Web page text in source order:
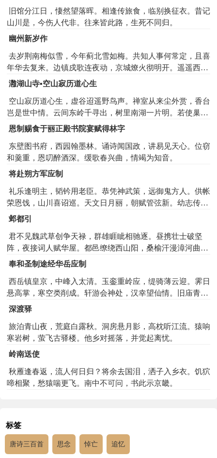
旧馆分江日，悽然望落晖。相逢传旅食，临别换征衣。昔记
山川是，今伤人代非。往来皆此路，生死不同归。
幽州新岁作
去岁荆南梅似雪，今年蓟北雪如梅。共知人事何常定，且喜
年华去复来。边镇戍歌连夜动，京城燎火彻明开。遥遥西向
长安日，愿上南山寿一杯。
灉湖山寺▪空山寂历道心生
空山寂历道心生，虚谷迢遥野鸟声。禅室从来尘外赏，香台
岂是世中情。云间东岭千寻出，树里南湖一片明。若使巢由
知此意，不将萝薜易簪缨。
恩制赐食于丽正殿书院宴赋得林字
东壁图书府，西园翰墨林。诵诗闻国政，讲易见天心。位窃
和羹重，恩叨醉酒深。缓歌春兴曲，情竭为知音。
将赴朔方军应制
礼乐逢明主，韬钤用老臣。恭凭神武策，远御鬼方人。供帐
荣恩饯，山川喜诏巡。天文日月丽，朝赋管弦新。幼志传三
略，衰材谢六钧。胆由忠作伴，心固道为邻。汉保河南地，
忘苦辛。从来思博望，许国不谋身。
邺都引
君不见魏武草创争天禄，群雄睚眦相驰逐。昼携壮士破坚
阵，夜接词人赋华屋。都邑缭绕西山阳，桑榆汗漫漳河曲。
城郭为虚人代改，但有西园明月在。邺傍高冢多贵臣，娥眉
奉和圣制途经华岳应制
西岳镇皇京，中峰入太清。玉銮重岭应，缇骑薄云迎。霁日
悬高掌，寒空类削成。轩游会神处，汉幸望仙情。旧庙青林
古，新碑绿字生。群臣愿封岱，还驾勒鸿名。
深渡驿
旅泊青山夜，荒庭白露秋。洞房悬月影，高枕听江流。猿响
寒岩树，萤飞古驿楼。他乡对摇落，并觉起离忧。
岭南送使
秋雁逢春返，流人何日归？将余去国泪，洒子入乡衣。饥狖
啼相聚，愁猿喘更飞。南中不可问，书此示京畿。
标签
唐诗三百首 思念 悼亡 追忆